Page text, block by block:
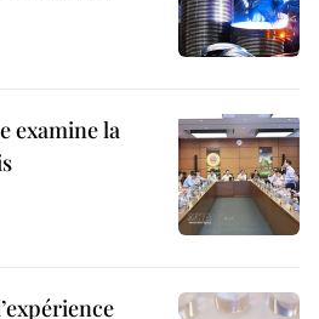
examine la